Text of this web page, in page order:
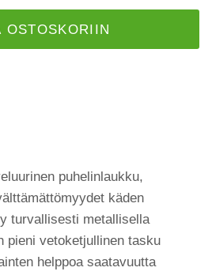
OSTOSKORIIN
puhelinlaukku,
käden
turvallisesti metallisella
pieni vetoketjullinen tasku
helppoa saatavuutta